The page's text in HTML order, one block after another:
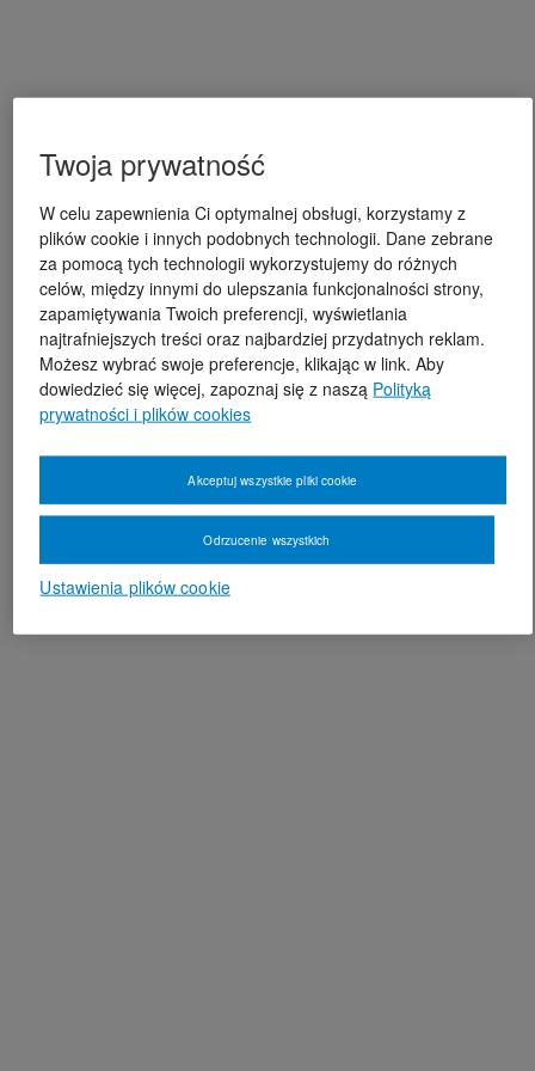
Twoja prywatność
W celu zapewnienia Ci optymalnej obsługi, korzystamy z
plików cookie i innych podobnych technologii. Dane zebrane
za pomocą tych technologii wykorzystujemy do różnych
celów, między innymi do ulepszania funkcjonalności strony,
zapamiętywania Twoich preferencji, wyświetlania
najtrafniejszych treści oraz najbardziej przydatnych reklam.
Możesz wybrać swoje preferencje, klikając w link. Aby
dowiedzieć się więcej, zapoznaj się z naszą Polityką
prywatności i plików cookies
Ustawienia plików cookie
Odrzucenie wszystkich
Akceptuj wszystkie pliki cookie